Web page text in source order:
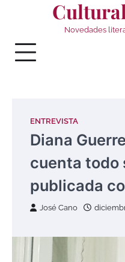
Novedades
ENTREVISTA
Diana
cuenta todo
publicada
José Cano